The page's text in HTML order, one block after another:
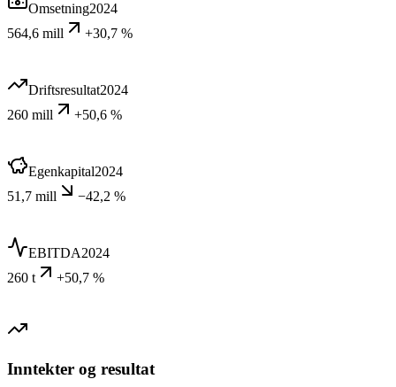
Omsetning2024
564,6 mill
+30,7 %
Driftsresultat2024
260 mill
+50,6 %
Egenkapital2024
51,7 mill
−42,2 %
EBITDA2024
260 t
+50,7 %
Inntekter og resultat